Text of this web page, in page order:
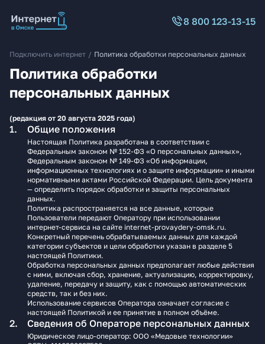
8 800 123-13-15
Подключить интернет / Политика обработки персональных данных
Политика обработки
персональных данных
(редакция от 20 августа 2025 года)
Общие положения
Настоящая Политика разработана в соответствии с
Федеральным законом № 152-ФЗ «О персональных данных»,
Федеральным законом № 149-ФЗ «Об информации,
информационных технологиях и о защите информации» и иными
нормативными актами Российской Федерации. Цель документа
— определить порядок обработки и защиты персональных
данных.
Политика распространяется на все данные, которые
Пользователи передают Оператору при использовании
интернет-сервиса на сайте internet-provaydery-omsk.ru.
Конкретный перечень обрабатываемых данных для каждой
категории субъектов и цели обработки указан в разделе 5
настоящей Политики.
Обработка персональных данных предполагает любые действия
с ними, включая сбор, хранение, актуализацию, корректировку,
удаление, передачу и защиту, как с помощью автоматических
средств, так и без них.
Использование сервисов Оператора означает согласие с
настоящей Политикой и ее принятие в полном объёме.
Сведения об Операторе персональных данных
Юридическое лицо‑оператор: ООО «Медовые технологии»